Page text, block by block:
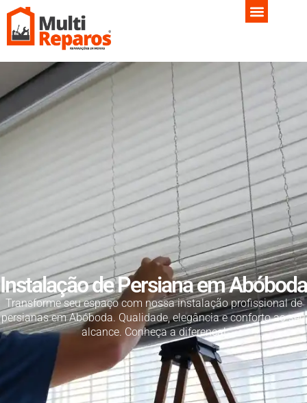
Instalação de Persiana em Abóboda
Transforme seu espaço com nossa instalação profissional de
persianas em Abóboda. Qualidade, elegância e conforto ao seu
alcance. Conheça a diferença!